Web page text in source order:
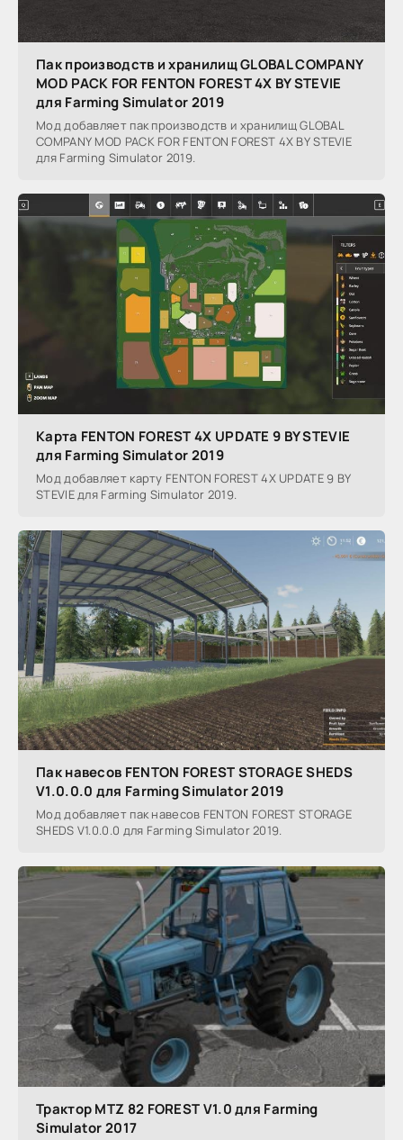
Пак производств и хранилищ GLOBAL COMPANY
MOD PACK FOR FENTON FOREST 4X BY STEVIE
для Farming Simulator 2019
Мод добавляет пак производств и хранилищ GLOBAL
COMPANY MOD PACK FOR FENTON FOREST 4X BY STEVIE
для Farming Simulator 2019.
Карта FENTON FOREST 4X UPDATE 9 BY STEVIE
для Farming Simulator 2019
Мод добавляет карту FENTON FOREST 4X UPDATE 9 BY
STEVIE для Farming Simulator 2019.
Пак навесов FENTON FOREST STORAGE SHEDS
V1.0.0.0 для Farming Simulator 2019
Мод добавляет пак навесов FENTON FOREST STORAGE
SHEDS V1.0.0.0 для Farming Simulator 2019.
Трактор MTZ 82 FOREST V1.0 для Farming
Simulator 2017